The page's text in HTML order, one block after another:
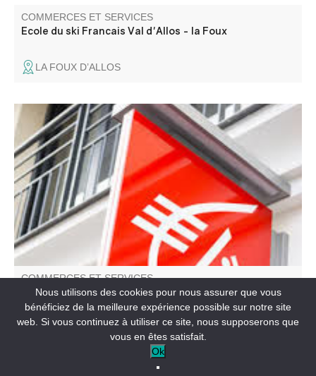
COMMERCES ET SERVICES
Ecole du ski Francais Val d'Allos - la Foux
LA FOUX D’ALLOS
Retrouvez tous les services disponibles en agence :
retrait, remise de chèques, rendez-vous avec un
conseiller.
COMMERCES ET SERVICES
Caisse d'Epargne
SAINT-ANDRÉ-LES-ALPES
Nous utilisons des cookies pour nous assurer que vous
bénéficiez de la meilleure expérience possible sur notre site
web. Si vous continuez à utiliser ce site, nous supposerons que
vous en êtes satisfait.
Ok